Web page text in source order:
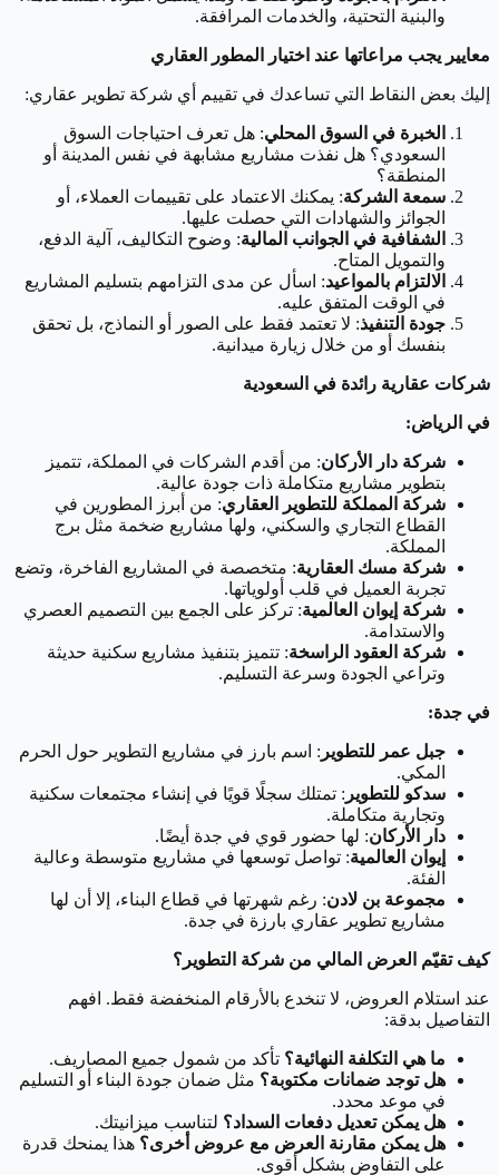
والبنية التحتية، والخدمات المرافقة.
معايير يجب مراعاتها عند اختيار المطور العقاري
إليك بعض النقاط التي تساعدك في تقييم أي شركة تطوير عقاري:
الخبرة في السوق المحلي: هل تعرف احتياجات السوق
السعودي؟ هل نفذت مشاريع مشابهة في نفس المدينة أو
المنطقة؟
سمعة الشركة: يمكنك الاعتماد على تقييمات العملاء، أو
الجوائز والشهادات التي حصلت عليها.
الشفافية في الجوانب المالية: وضوح التكاليف، آلية الدفع،
والتمويل المتاح.
الالتزام بالمواعيد: اسأل عن مدى التزامهم بتسليم المشاريع
في الوقت المتفق عليه.
جودة التنفيذ: لا تعتمد فقط على الصور أو النماذج، بل تحقق
بنفسك أو من خلال زيارة ميدانية.
شركات عقارية رائدة في السعودية
في الرياض:
شركة دار الأركان: من أقدم الشركات في المملكة، تتميز
بتطوير مشاريع متكاملة ذات جودة عالية.
شركة المملكة للتطوير العقاري: من أبرز المطورين في
القطاع التجاري والسكني، ولها مشاريع ضخمة مثل برج
المملكة.
شركة مسك العقارية: متخصصة في المشاريع الفاخرة، وتضع
تجربة العميل في قلب أولوياتها.
شركة إيوان العالمية: تركز على الجمع بين التصميم العصري
والاستدامة.
شركة العقود الراسخة: تتميز بتنفيذ مشاريع سكنية حديثة
وتراعي الجودة وسرعة التسليم.
في جدة:
جبل عمر للتطوير : اسم بارز في مشاريع التطوير حول الحرم
المكي.
سدكو للتطوير : تمتلك سجلًا قويًا في إنشاء مجتمعات سكنية
وتجارية متكاملة.
دار الأركان: لها حضور قوي في جدة أيضًا.
إيوان العالمية: تواصل توسعها في مشاريع متوسطة وعالية
الفئة.
مجموعة بن لادن: رغم شهرتها في قطاع البناء، إلا أن لها
مشاريع تطوير عقاري بارزة في جدة.
كيف تقيّم العرض المالي من شركة التطوير؟
عند استلام العروض، لا تنخدع بالأرقام المنخفضة فقط. افهم
التفاصيل بدقة:
ما هي التكلفة النهائية؟ تأكد من شمول جميع المصاريف.
هل توجد ضمانات مكتوبة؟ مثل ضمان جودة البناء أو التسليم
في موعد محدد.
هل يمكن تعديل دفعات السداد؟ لتناسب ميزانيتك.
هل يمكن مقارنة العرض مع عروض أخرى؟ هذا يمنحك قدرة
على التفاوض بشكل أقوى.